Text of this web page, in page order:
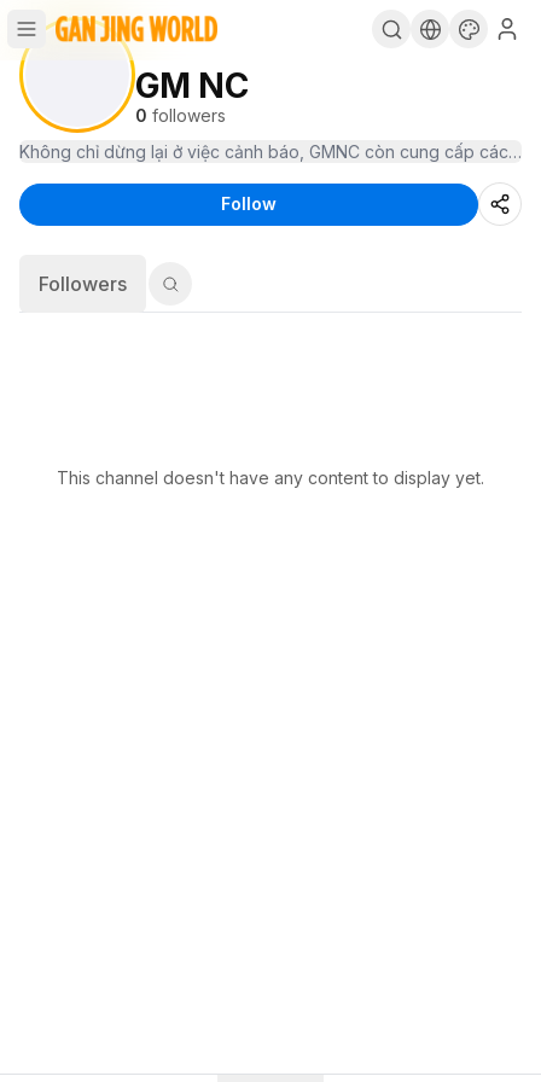
GM NC
0 followers
Không chỉ dừng lại ở việc cảnh báo, GMNC còn cung cấp các
Follow
Followers
This channel doesn't have any content to display yet.